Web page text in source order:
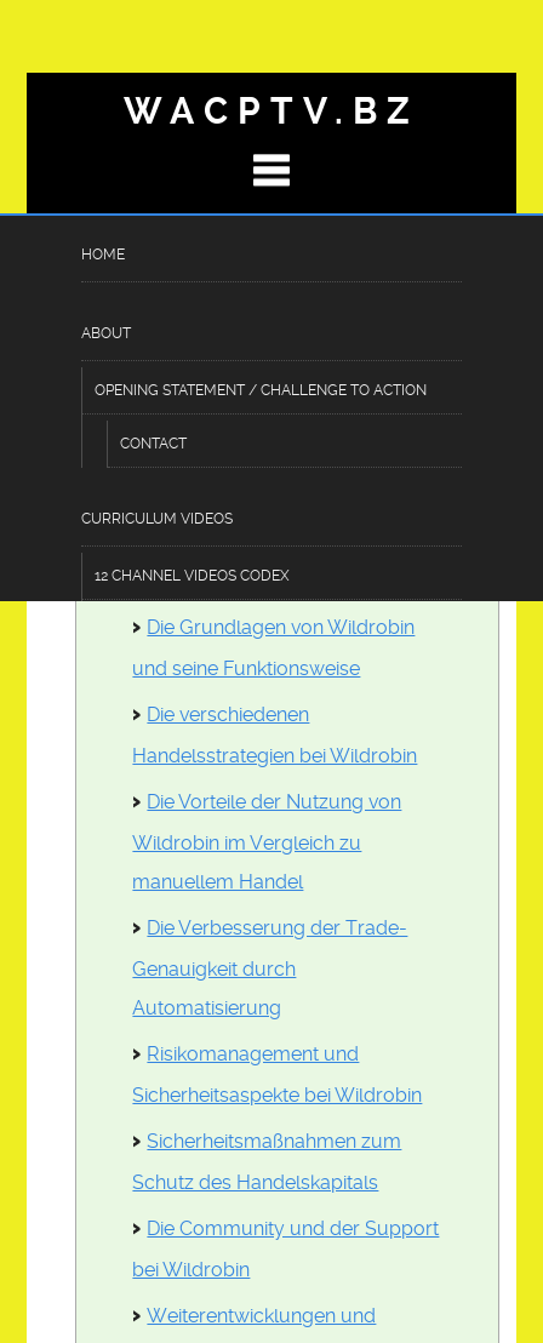
WACPTV.BZ
HOME
ABOUT
OPENING STATEMENT / CHALLENGE TO ACTION
CONTACT
CURRICULUM VIDEOS
12 CHANNEL VIDEOS CODEX
TERMS OF USE DISCLOSURE
AC 101-AGRICULINARY
CF 303-CRAFTS & FURNISHINGS
CL 202-COMMUNICATIONS & LOGISTICS
DE 404-DATA & EDUCATION
E 505-ENGINEERING
FA 606-FASHIONS & ACCESSORIES
HPS 707-HEALTH & PUBLIC SAFETY
PA 808-PERFORMING ARTS
RE 909-REAL ESTATE
SF 110 SALES & FINANCE
DONATE
Posted
Uncategorized
Aktuelle Einschätzungen und
vielversprechende Ergebnisse für
moderne Trader
Die Grundlagen von Wildrobin
und seine Funktionsweise
Die verschiedenen
Handelsstrategien bei Wildrobin
Die Vorteile der Nutzung von
Wildrobin im Vergleich zu
manuellem Handel
Die Verbesserung der Trade-
Genauigkeit durch
Automatisierung
Risikomanagement und
Sicherheitsaspekte bei Wildrobin
Sicherheitsmaßnahmen zum
Schutz des Handelskapitals
Die Community und der Support
bei Wildrobin
Weiterentwicklungen und